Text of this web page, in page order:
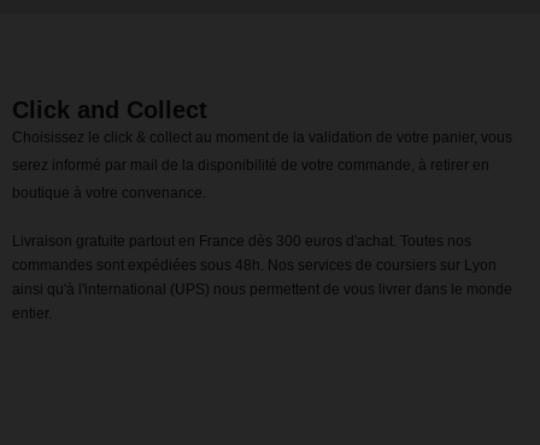
Click and Collect
Choisissez le click & collect au moment de la validation de votre panier, vous
serez informé par mail de la disponibilité de votre commande, à retirer en
boutique à votre convenance.
Livraison gratuite partout en France dès 300 euros d'achat. Toutes nos
commandes sont expédiées sous 48h. Nos services de coursiers sur Lyon
ainsi qu'à l'international (UPS) nous permettent de vous livrer dans le monde
entier.